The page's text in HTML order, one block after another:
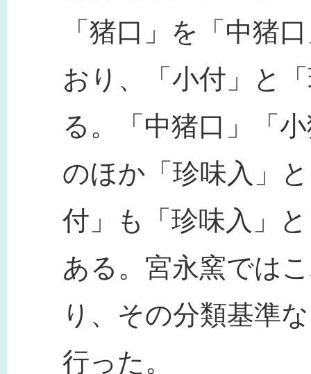
「猪口」を「中猪
おり、「小付」と
る。「中猪口」「
のほか「珍味入」
付」も「珍味入」
ある。宮永窯では
り、その分類基準
行った。